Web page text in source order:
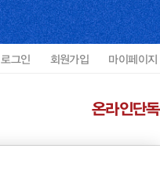
로그인 회원가입 마이페이지
온라인단독